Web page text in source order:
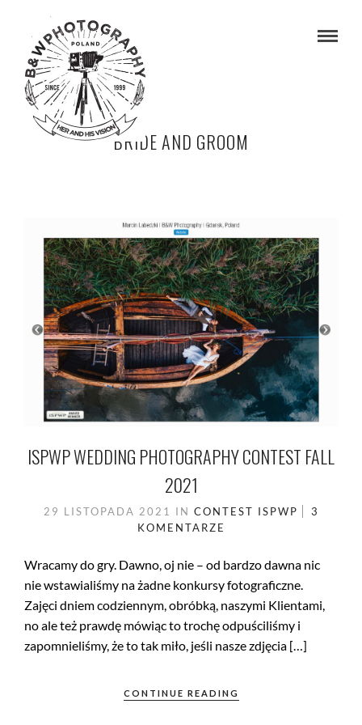
BRIDE AND GROOM
ISPWP WEDDING PHOTOGRAPHY CONTEST FALL
2021
29 LISTOPADA 2021 IN CONTEST ISPWP
3
KOMENTARZE
Wracamy do gry. Dawno, oj nie – od bardzo dawna nic
nie wstawialiśmy na żadne konkursy fotograficzne.
Zajęci dniem codziennym, obróbką, naszymi Klientami,
no ale też prawdę mówiąc to trochę odpuściliśmy i
zapomnieliśmy, że to tak miło, jeśli nasze zdjęcia […]
CONTINUE READING